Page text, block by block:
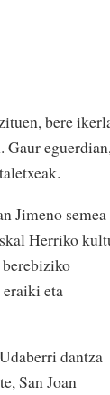
bere
Gaur
Jimeno semea
Herriko
berebiziko
eta
dantza
San Joan